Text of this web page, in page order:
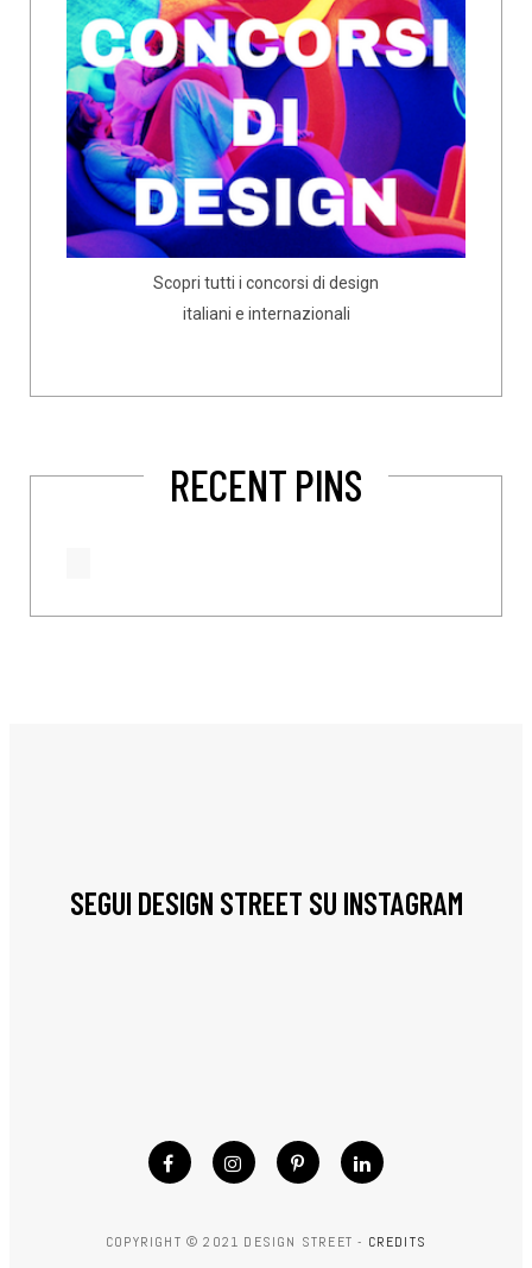
Scopri tutti i concorsi di design
italiani e internazionali
RECENT PINS
SEGUI DESIGN STREET SU INSTAGRAM
COPYRIGHT © 2021 DESIGN STREET - CREDITS